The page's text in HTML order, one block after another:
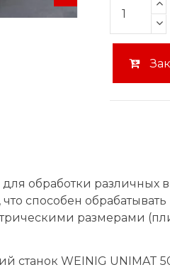
обработки различных
способен
размерами
станок WEINIG